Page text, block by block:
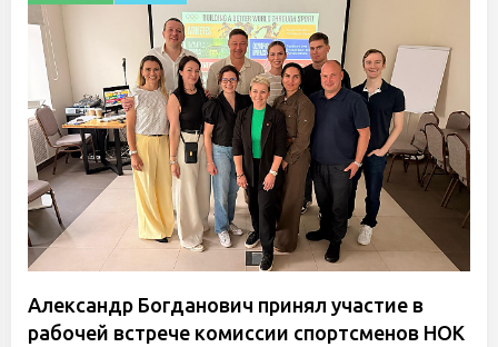
Александр Богданович принял участие в
рабочей встрече комиссии спортсменов НОК